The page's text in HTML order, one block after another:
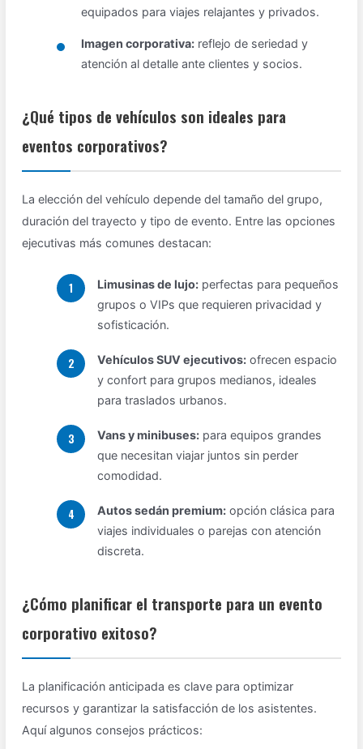
equipados para viajes relajantes y privados.
Imagen corporativa: reflejo de seriedad y
atención al detalle ante clientes y socios.
¿Qué tipos de vehículos son ideales para
eventos corporativos?
La elección del vehículo depende del tamaño del grupo,
duración del trayecto y tipo de evento. Entre las opciones
ejecutivas más comunes destacan:
Limusinas de lujo: perfectas para pequeños
grupos o VIPs que requieren privacidad y
sofisticación.
Vehículos SUV ejecutivos: ofrecen espacio
y confort para grupos medianos, ideales
para traslados urbanos.
Vans y minibuses: para equipos grandes
que necesitan viajar juntos sin perder
comodidad.
Autos sedán premium: opción clásica para
viajes individuales o parejas con atención
discreta.
¿Cómo planificar el transporte para un evento
corporativo exitoso?
La planificación anticipada es clave para optimizar
recursos y garantizar la satisfacción de los asistentes.
Aquí algunos consejos prácticos: